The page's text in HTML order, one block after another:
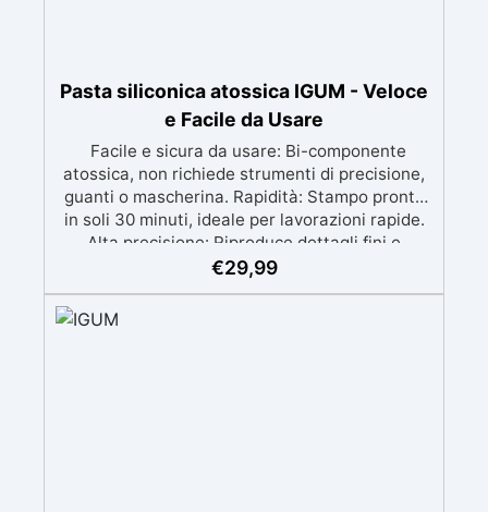
Pasta siliconica atossica IGUM - Veloce
e Facile da Usare
Facile e sicura da usare: Bi-componente
atossica, non richiede strumenti di precisione,
guanti o mascherina. Rapidità: Stampo pronto
in soli 30 minuti, ideale per lavorazioni rapide.
Alta precisione: Riproduce dettagli fini e
complessi con un risultato professionale.
metallo a basso punto di fusione, sapone e
cemento. Resistente e durevole: Consente oltre
€29,99